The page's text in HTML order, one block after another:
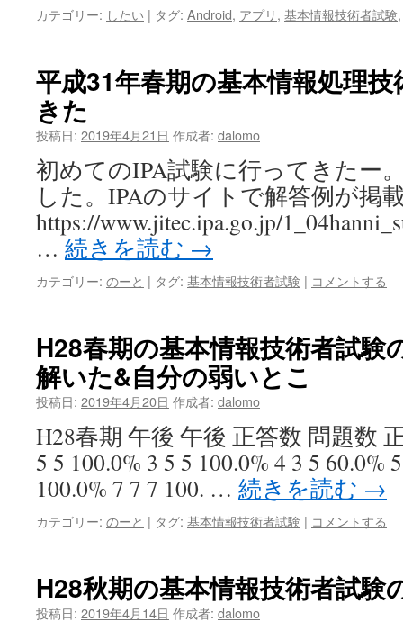
カテゴリー: したい | タグ: Android, アプリ, 基本情報技術者試験
平成31年春期の基本情報処理
きた
投稿日: 2019年4月21日 作成者: dalomo
初めてのIPA試験に行ってきたー
した。IPAのサイトで解答例が掲
https://www.jitec.ipa.go.jp/
… 続きを読む →
カテゴリー: のーと | タグ: 基本情報技術者試験 | コメントする
H28春期の基本情報技術者試験
解いた&自分の弱いとこ
投稿日: 2019年4月20日 作成者: dalomo
H28春期 午後 午後 正答数 問題数
5 5 100.0% 3 5 5 100.0% 4 3 5 60.0%
100.0% 7 7 7 100. … 続きを読む →
カテゴリー: のーと | タグ: 基本情報技術者試験 | コメントする
H28秋期の基本情報技術者試験
投稿日: 2019年4月14日 作成者: dalomo